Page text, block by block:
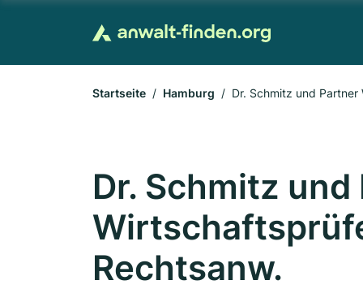
Startseite Hamburg Dr. Schmitz und
Dr. Schmitz
Rechtsanw.